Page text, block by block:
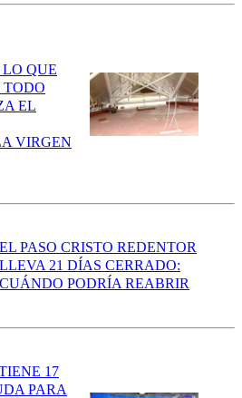
QUE
EL
VIRGEN
EL PASO CRISTO REDENTOR
LLEVA 21 DÍAS CERRADO:
CUÁNDO PODRÍA REABRIR
17
PARA